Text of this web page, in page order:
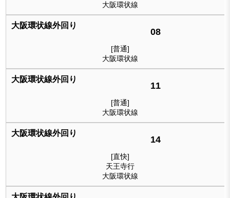
大阪環状線
08
[普通]
大阪環状線
11
[普通]
大阪環状線
14
[直快]
天王寺行
大阪環状線